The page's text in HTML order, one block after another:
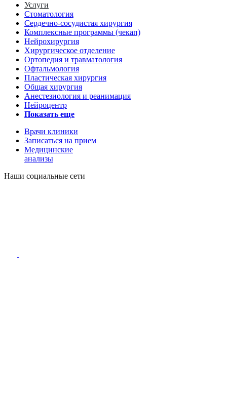
Услуги
Стоматология
Сердечно-сосудистая хирургия
Комплексные программы (чекап)
Нейрохирургия
Хирургическое отделение
Ортопедия и травматология
Офтальмология
Пластическая хирургия
Общая хирургия
Анестезиология и реанимация
Нейроцентр
Показать еще
Врачи клиники
Записаться на прием
Медицинские
анализы
Наши социальные сети